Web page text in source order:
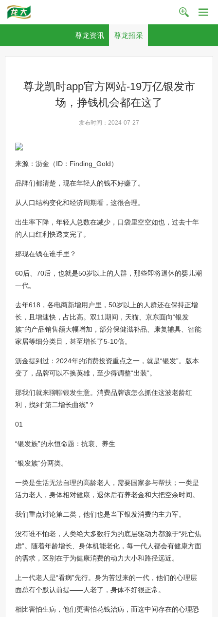
尊龙资讯 尊龙招采
尊龙凯时app官方网站-19万亿银发市
场，挣钱机会都在这了
发布时间：2024-07-27
来源：沥金（ID：Finding_Gold）
品牌们都清楚，现在年轻人的钱不好赚了。
从人口结构变化和经济周期看，这很合理。
出生率下降，年轻人总数在减少，口袋里空空如也，过去十年
的人口红利快透支完了。
那现在钱在谁手里？
60后、70后，也就是50岁以上的人群，那些即将退休的婴儿潮
一代。
去年618，各电商新增用户里，50岁以上的人群还在保持正增
长，且增速快，占比高。双11期间，天猫、京东面向“银发
族”的产品销售额大幅增加，部分保健滋补品、康复辅具、智能
家居等细分类目，甚至增长了5-10倍。
沥金提到过：2024年的消费投资重点之一，就是“银发”。版本
变了，品牌可以不换英雄，至少得调整“出装”。
那我们就来聊聊银发生意。消费品牌该怎么抓住这波老龄红
利，找到“第二增长曲线”？
01
“银发族”的永恒命题：抗衰、养生
“银发族”分两类。
一类是生活无法自理的高龄老人，需要国家参与帮扶；一类是
活力老人，身体相对健康，退休后有养老金和大把空余时间。
我们重点讨论第二类，他们也是当下银发消费的主力军。
没有谁不怕老，人类绝大多数行为的底层驱动力都源于“死亡焦
虑”。随着年龄增长、身体机能老化，每一代人都会有健康方面
的需求，区别在于为健康消费的动力大小和路径远近。
上一代老人是“看病”先行。身为苦过来的一代，他们的心理层
面总有个默认前提——人老了，身体不好很正常。
相比害怕生病，他们更害怕花钱治病，而这中间存在的心理恐